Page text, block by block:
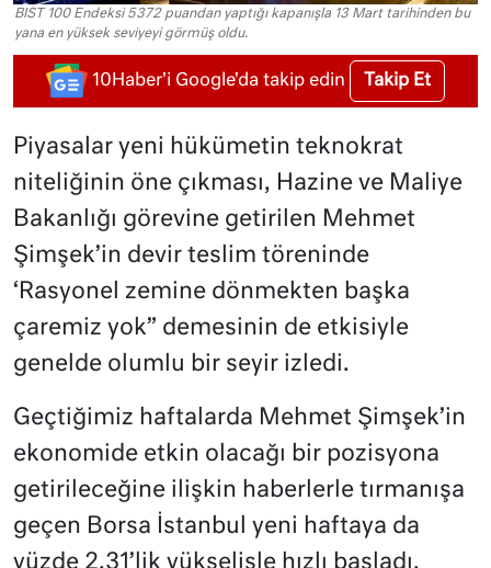
BIST 100 Endeksi 5372 puandan yaptığı kapanışla 13 Mart tarihinden bu
yana en yüksek seviyeyi görmüş oldu.
10Haber'i Google'da takip edin Takip Et
Piyasalar yeni hükümetin teknokrat
niteliğinin öne çıkması, Hazine ve Maliye
Bakanlığı görevine getirilen Mehmet
Şimşek’in devir teslim töreninde
‘Rasyonel zemine dönmekten başka
çaremiz yok” demesinin de etkisiyle
genelde olumlu bir seyir izledi.
Geçtiğimiz haftalarda Mehmet Şimşek’in
ekonomide etkin olacağı bir pozisyona
getirileceğine ilişkin haberlerle tırmanışa
geçen Borsa İstanbul yeni haftaya da
yüzde 2,31’lik yükselişle hızlı başladı.